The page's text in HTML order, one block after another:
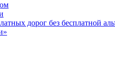
дорог без бесплатной